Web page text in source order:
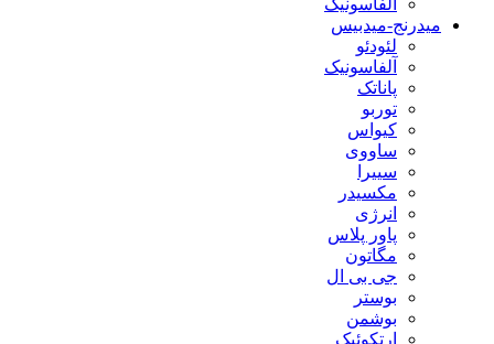
آلفاسونیک
میدرنج-میدبیس
لئودئو
آلفاسونیک
پاناتک
توربو
کیواس
ساووی
سییرا
مکسیدر
انرژی
پاور پلاس
مگاتون
جی بی ال
بوستر
بوشمن
ارتکوئیک